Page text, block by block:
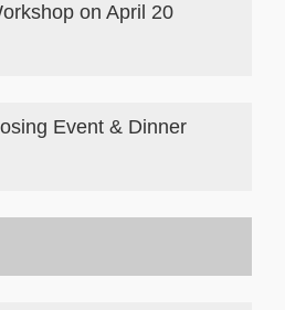
on April 20
Event & Dinner